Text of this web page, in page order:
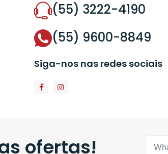
(55) 3222-4190
(55) 9600-8849
Siga-nos nas redes sociais
ofertas!